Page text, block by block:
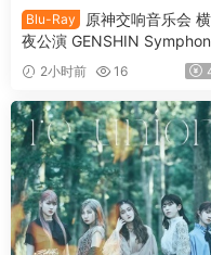
Blu-Ray
原神交响音乐会
夜公演 GENSHIN
Orchestra Game Music
dtrack OST KXXL-1003
W 2023 [自购原盘]
BD 77.3GB]
2小时前 16